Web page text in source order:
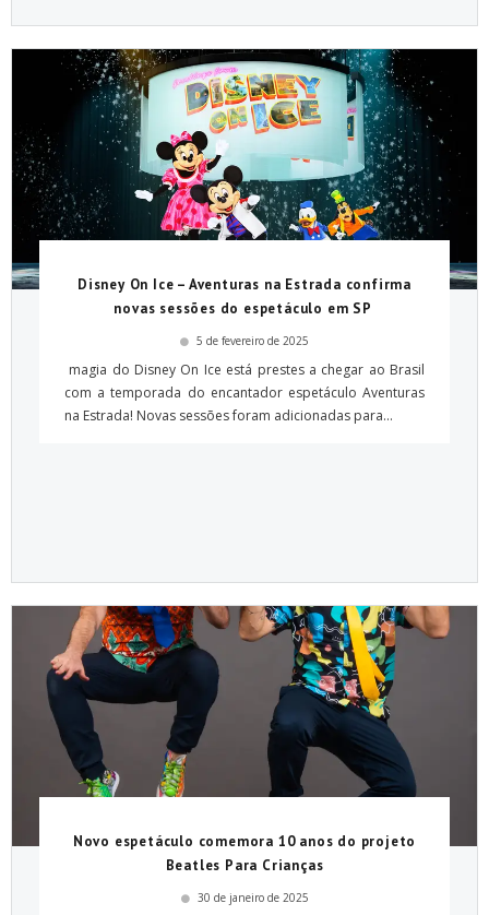
Disney On Ice – Aventuras na Estrada confirma
novas sessões do espetáculo em SP
5 de fevereiro de 2025
magia do Disney On Ice está prestes a chegar ao Brasil
com a temporada do encantador espetáculo Aventuras
na Estrada! Novas sessões foram adicionadas para...
Novo espetáculo comemora 10 anos do projeto
Beatles Para Crianças
30 de janeiro de 2025